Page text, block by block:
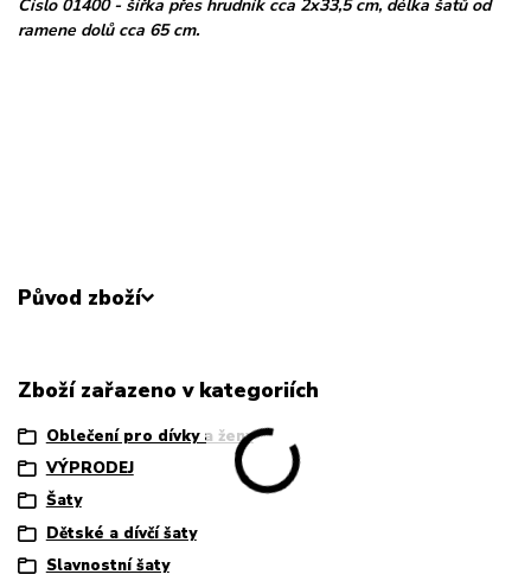
Číslo 01400 - šířka přes hrudník cca 2x33,5 cm, délka šatů od
ramene dolů cca 65 cm.
Původ zboží
Zboží zařazeno v kategoriích
Oblečení pro dívky a ženy
VÝPRODEJ
Šaty
Dětské a dívčí šaty
Slavnostní šaty